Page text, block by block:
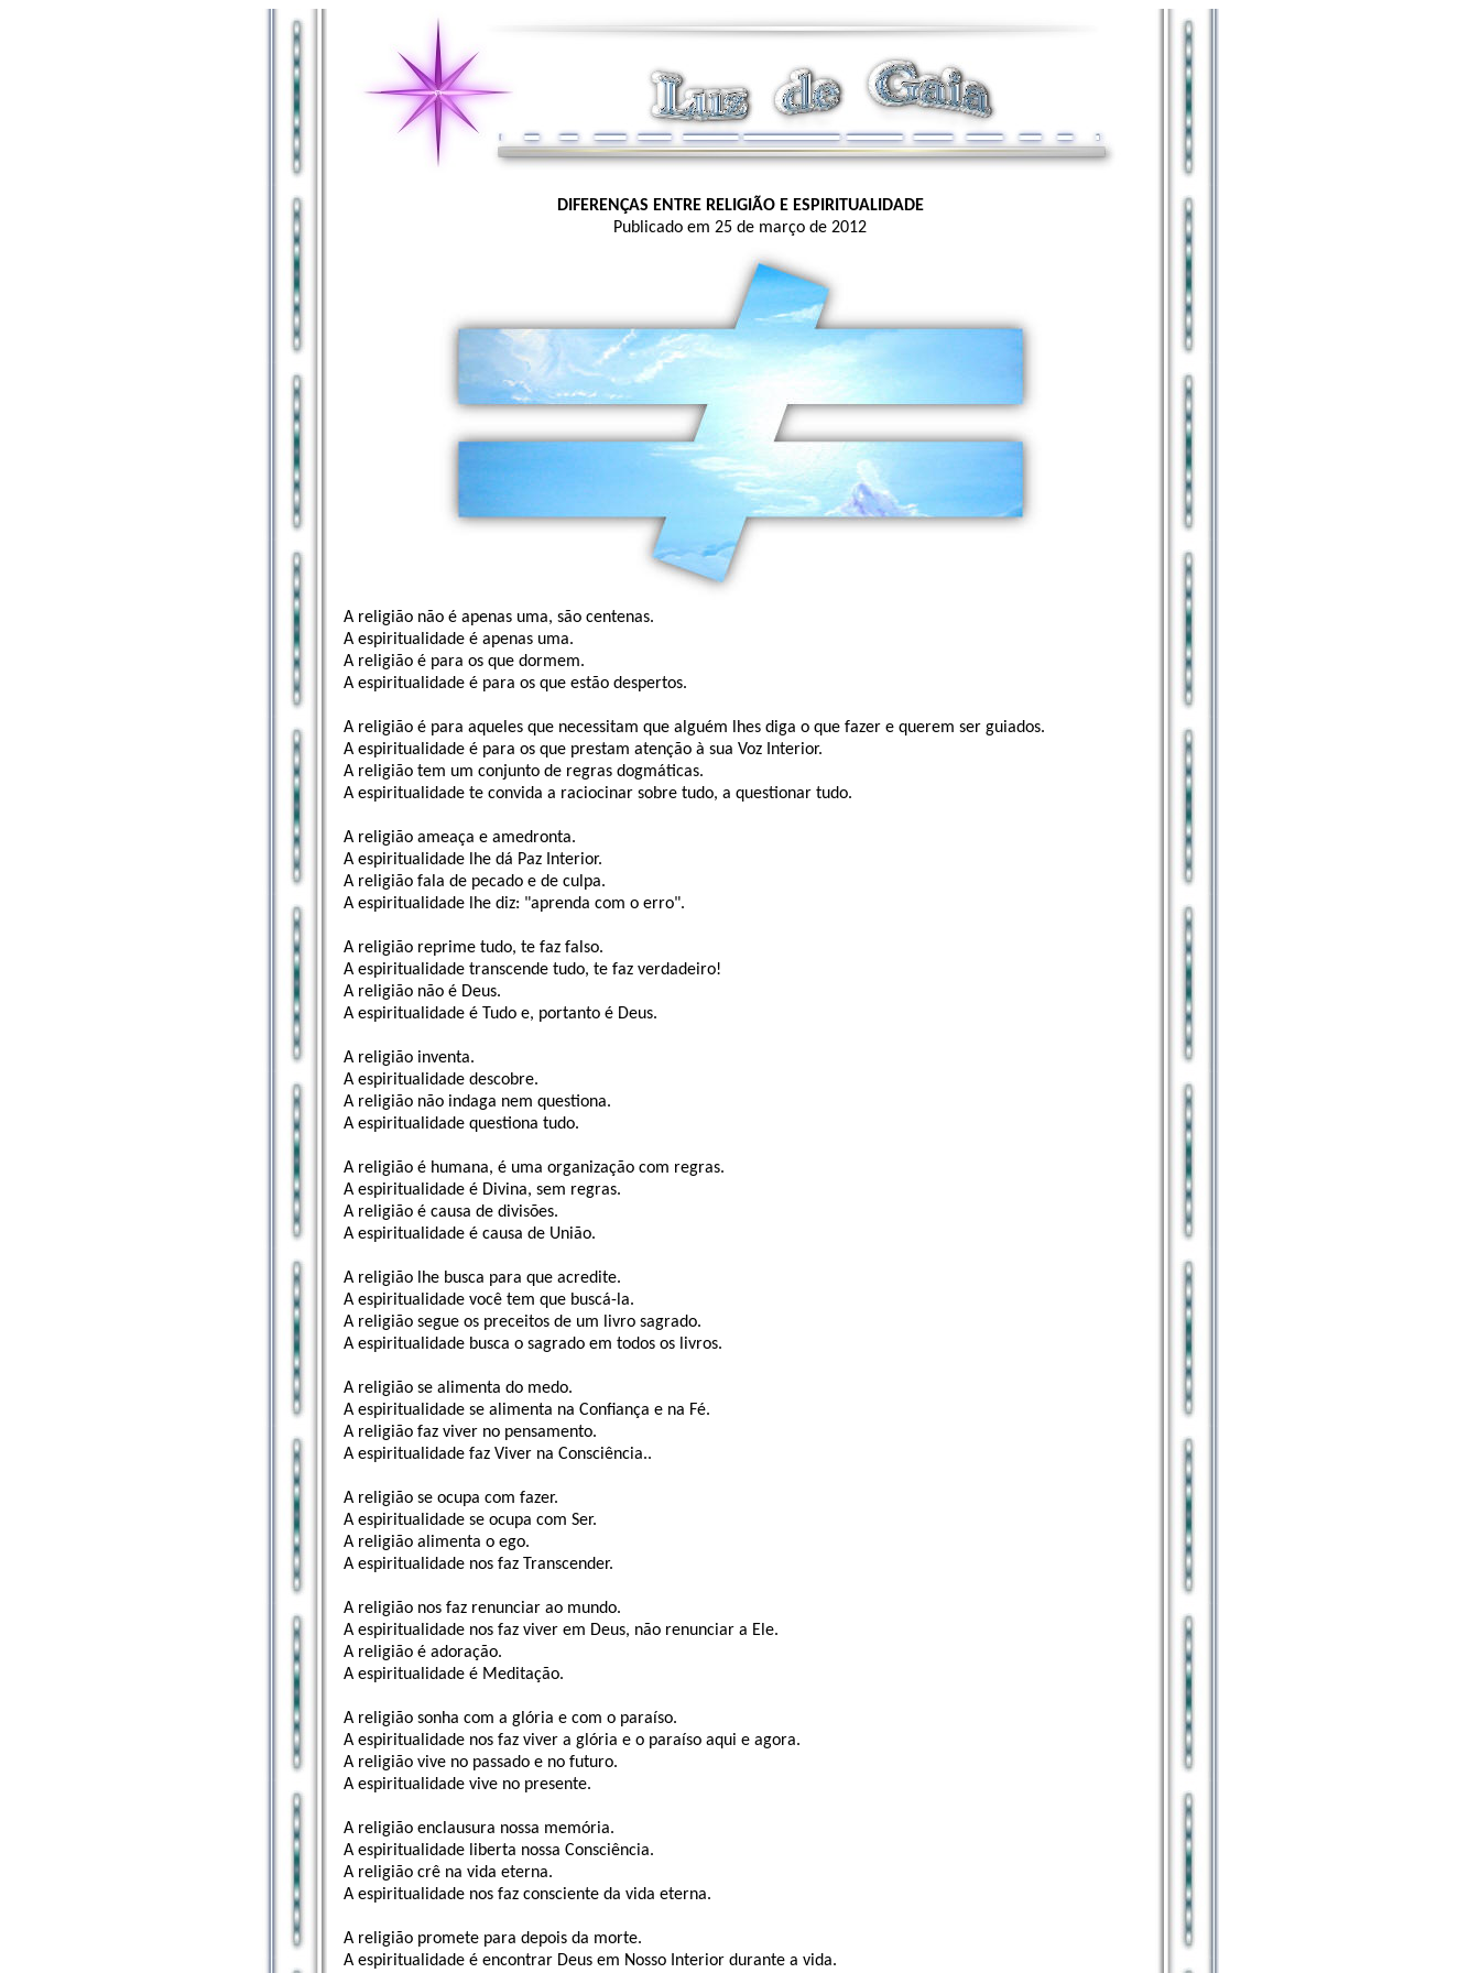
DIFERENÇAS ENTRE RELIGIÃO E ESPIRITUALIDADE
Publicado em 25 de março de 2012
A religião não é apenas uma, são centenas.
A espiritualidade é apenas uma.
A religião é para os que dormem.
A espiritualidade é para os que estão despertos.
A religião é para aqueles que necessitam que alguém lhes diga o que fazer e querem ser guiados.
A espiritualidade é para os que prestam atenção à sua Voz Interior.
A religião tem um conjunto de regras dogmáticas.
A espiritualidade te convida a raciocinar sobre tudo, a questionar tudo.
A religião ameaça e amedronta.
A espiritualidade lhe dá Paz Interior.
A religião fala de pecado e de culpa.
A espiritualidade lhe diz: "aprenda com o erro".
A religião reprime tudo, te faz falso.
A espiritualidade transcende tudo, te faz verdadeiro!
A religião não é Deus.
A espiritualidade é Tudo e, portanto é Deus.
A religião inventa.
A espiritualidade descobre.
A religião não indaga nem questiona.
A espiritualidade questiona tudo.
A religião é humana, é uma organização com regras.
A espiritualidade é Divina, sem regras.
A religião é causa de divisões.
A espiritualidade é causa de União.
A religião lhe busca para que acredite.
A espiritualidade você tem que buscá-la.
A religião segue os preceitos de um livro sagrado.
A espiritualidade busca o sagrado em todos os livros.
A religião se alimenta do medo.
A espiritualidade se alimenta na Confiança e na Fé.
A religião faz viver no pensamento.
A espiritualidade faz Viver na Consciência..
A religião se ocupa com fazer.
A espiritualidade se ocupa com Ser.
A religião alimenta o ego.
A espiritualidade nos faz Transcender.
A religião nos faz renunciar ao mundo.
A espiritualidade nos faz viver em Deus, não renunciar a Ele.
A religião é adoração.
A espiritualidade é Meditação.
A religião sonha com a glória e com o paraíso.
A espiritualidade nos faz viver a glória e o paraíso aqui e agora.
A religião vive no passado e no futuro.
A espiritualidade vive no presente.
A religião enclausura nossa memória.
A espiritualidade liberta nossa Consciência.
A religião crê na vida eterna.
A espiritualidade nos faz consciente da vida eterna.
A religião promete para depois da morte.
A espiritualidade é encontrar Deus em Nosso Interior durante a vida.